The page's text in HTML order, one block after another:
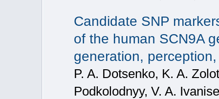
Candidate SNP
of the human SCN9A
generation,
P. A. Dotsenko, K. A.
Podkolodnyy, V. A.